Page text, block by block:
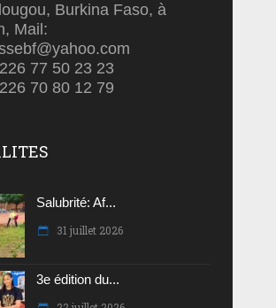
Burkina Faso, à
Mail:
77 50 23 23
70 80 12 79
Salubrité: Af...
31 juillet 2026
3e édition du...